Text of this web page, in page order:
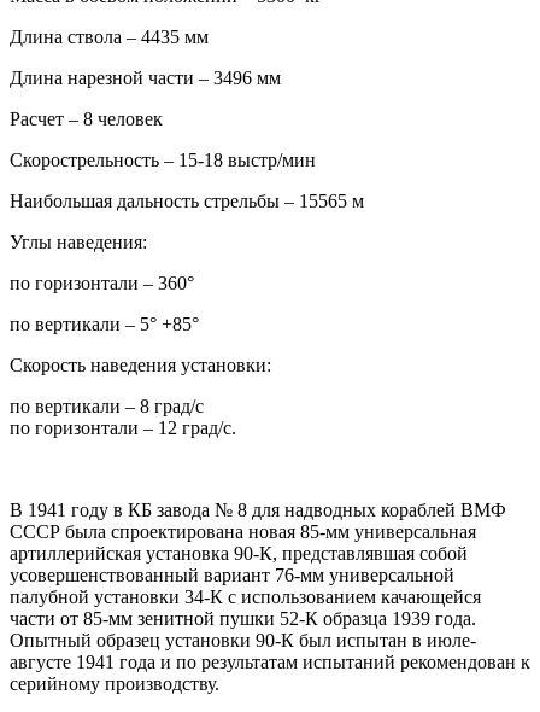
Длина ствола – 4435 мм
Длина нарезной части – 3496 мм
Расчет – 8 человек
Скорострельность – 15-18 выстр/мин
Наибольшая дальность стрельбы – 15565 м
Углы наведения:
по горизонтали – 360°
по вертикали – 5° +85°
Скорость наведения установки:
по вертикали – 8 град/с
по горизонтали – 12 град/с.
В 1941 году в КБ завода № 8 для надводных кораблей ВМФ
СССР была спроектирована новая 85-мм универсальная
артиллерийская установка 90-К, представлявшая собой
усовершенствованный вариант 76-мм универсальной
палубной установки 34-К с использованием качающейся
части от 85-мм зенитной пушки 52-К образца 1939 года.
Опытный образец установки 90-К был испытан в июле-
августе 1941 года и по результатам испытаний рекомендован к
серийному производству.